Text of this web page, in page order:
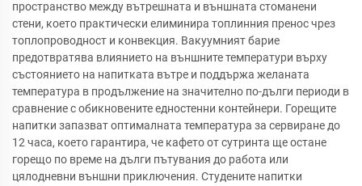
пространство между вътрешната и външната стоманени
стени, което практически елиминира топлинния пренос чрез
топлопроводност и конвекция. Вакуумният барие
предотвратява влиянието на външните температури върху
състоянието на напитката вътре и поддържа желаната
температура в продължение на значително по-дълги периоди в
сравнение с обикновените едностенни контейнери. Горещите
напитки запазват оптималната температура за сервиране до
12 часа, което гарантира, че кафето от сутринта ще остане
горещо по време на дълги пътувания до работа или
цялодневни външни приключения. Студените напитки